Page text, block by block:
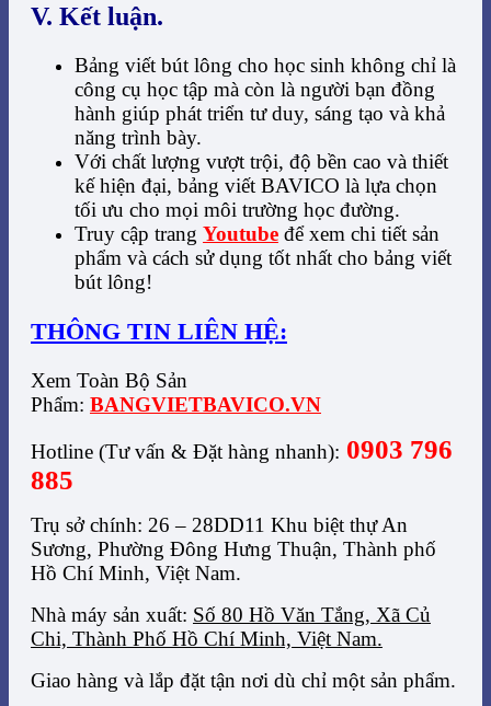
V. Kết luận.
Bảng viết bút lông cho học sinh không chỉ là
công cụ học tập mà còn là người bạn đồng
hành giúp phát triển tư duy, sáng tạo và khả
năng trình bày.
Với chất lượng vượt trội, độ bền cao và thiết
kế hiện đại, bảng viết BAVICO là lựa chọn
tối ưu cho mọi môi trường học đường.
Truy cập trang Youtube để xem chi tiết sản
phẩm và cách sử dụng tốt nhất cho bảng viết
bút lông!
THÔNG TIN LIÊN HỆ:
Xem Toàn Bộ Sản
Phẩm: BANGVIETBAVICO.VN
Hotline (Tư vấn & Đặt hàng nhanh): 0903 796
885
Trụ sở chính: 26 – 28DD11 Khu biệt thự An
Sương, Phường Đông Hưng Thuận, Thành phố
Hồ Chí Minh, Việt Nam.
Nhà máy sản xuất: Số 80 Hồ Văn Tắng, Xã Củ
Chi, Thành Phố Hồ Chí Minh, Việt Nam.
Giao hàng và lắp đặt tận nơi dù chỉ một sản phẩm.